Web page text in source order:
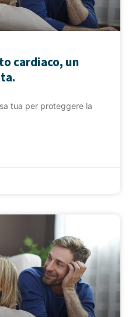
cardiaco, un
tua per proteggere la